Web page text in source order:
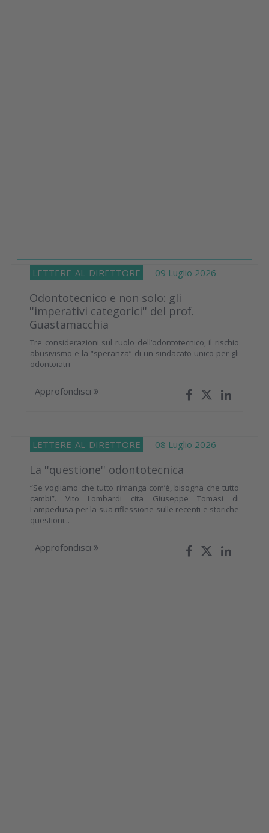
LETTERE-AL-DIRETTORE 09 Luglio 2026
Odontotecnico e non solo: gli
''imperativi categorici'' del prof.
Guastamacchia
Tre considerazioni sul ruolo dell’odontotecnico, il rischio
abusivismo e la “speranza” di un sindacato unico per gli
odontoiatri
Approfondisci
LETTERE-AL-DIRETTORE 08 Luglio 2026
La ''questione'' odontotecnica
“Se vogliamo che tutto rimanga com’è, bisogna che tutto
cambi”. Vito Lombardi cita Giuseppe Tomasi di
Lampedusa per la sua riflessione sulle recenti e storiche
questioni...
Approfondisci